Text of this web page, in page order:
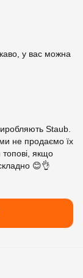
у вас можна
Staub.
не продаємо їх
топові, якщо
😊👌